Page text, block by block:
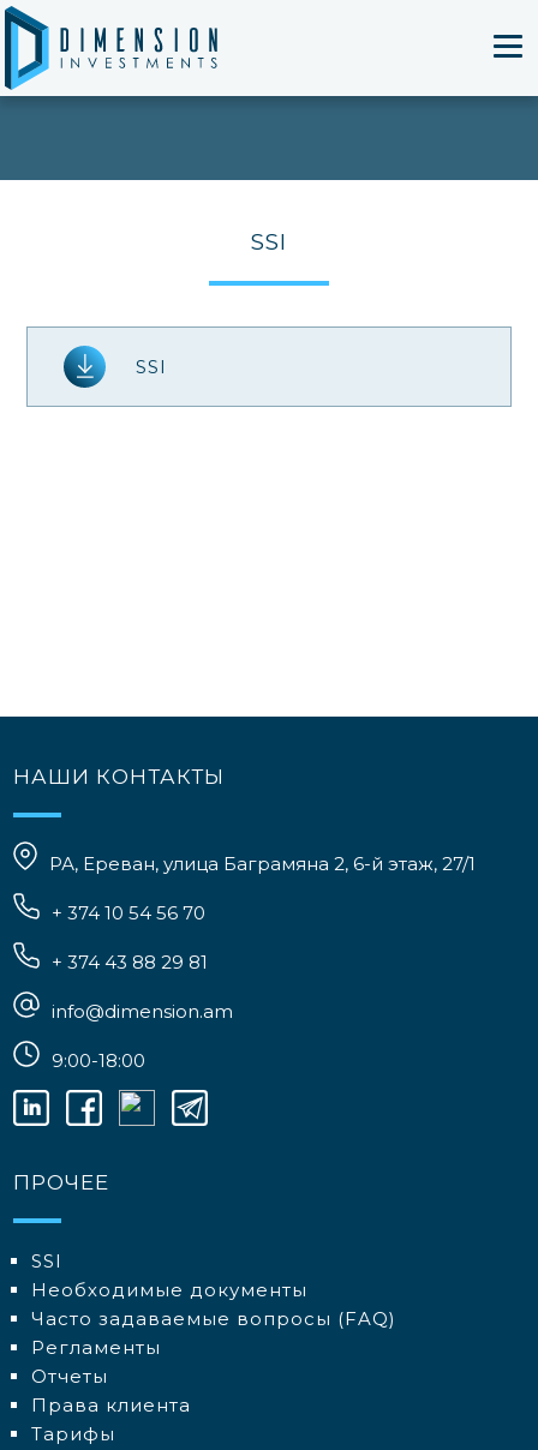
SSI
SSI
НАШИ КОНТАКТЫ
РА, Ереван, улица Баграмяна 2, 6-й этаж, 27/1
+ 374 10 54 56 70
+ 374 43 88 29 81
info@dimension.am
9:00-18:00
ПРОЧЕЕ
SSI
Необходимые документы
Часто задаваемые вопросы (FAQ)
Регламенты
Отчеты
Права клиента
Тарифы